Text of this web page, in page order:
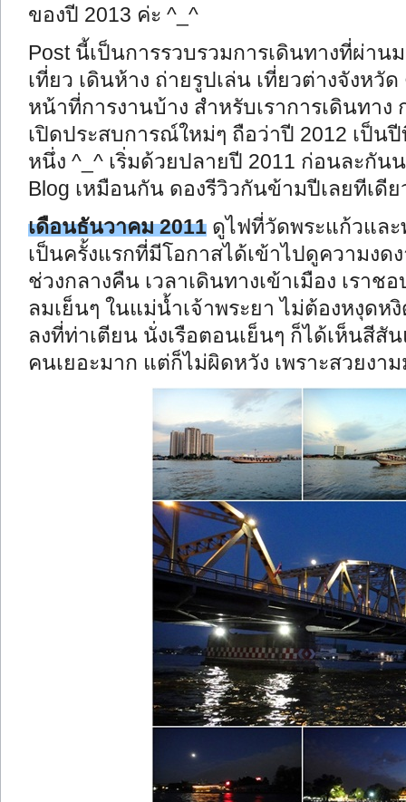
ของปี 2013 ค่ะ ^_^
Post นี้เป็นการรวบรวมการเดินทางที่ผ่าน
เที่ยว เดินห้าง ถ่ายรูปเล่น เที่ยวต่างจังหวั
หน้าที่การงานบ้าง สำหรับเราการเดินทาง
เปิดประสบการณ์ใหม่ๆ ถือว่าปี 2012 เป็น
หนึ่ง ^_^ เริ่มด้วยปลายปี 2011 ก่อนละกัน
Blog เหมือนกัน ดองรีวิวกันข้ามปีเลยทีเดีย
เดือนธันวาคม 2011 ดูไฟที่วัดพระแก้วแล
เป็นครั้งแรกที่มีโอกาสได้เข้าไปดูความงด
ช่วงกลางคืน เวลาเดินทางเข้าเมือง เราช
ลมเย็นๆ ในแม่น้ำเจ้าพระยา ไม่ต้องหงุด
ลงที่ท่าเตียน นั่งเรือตอนเย็นๆ ก็ได้เห็นสี
คนเยอะมาก แต่ก็ไม่ผิดหวัง เพราะสวยงา